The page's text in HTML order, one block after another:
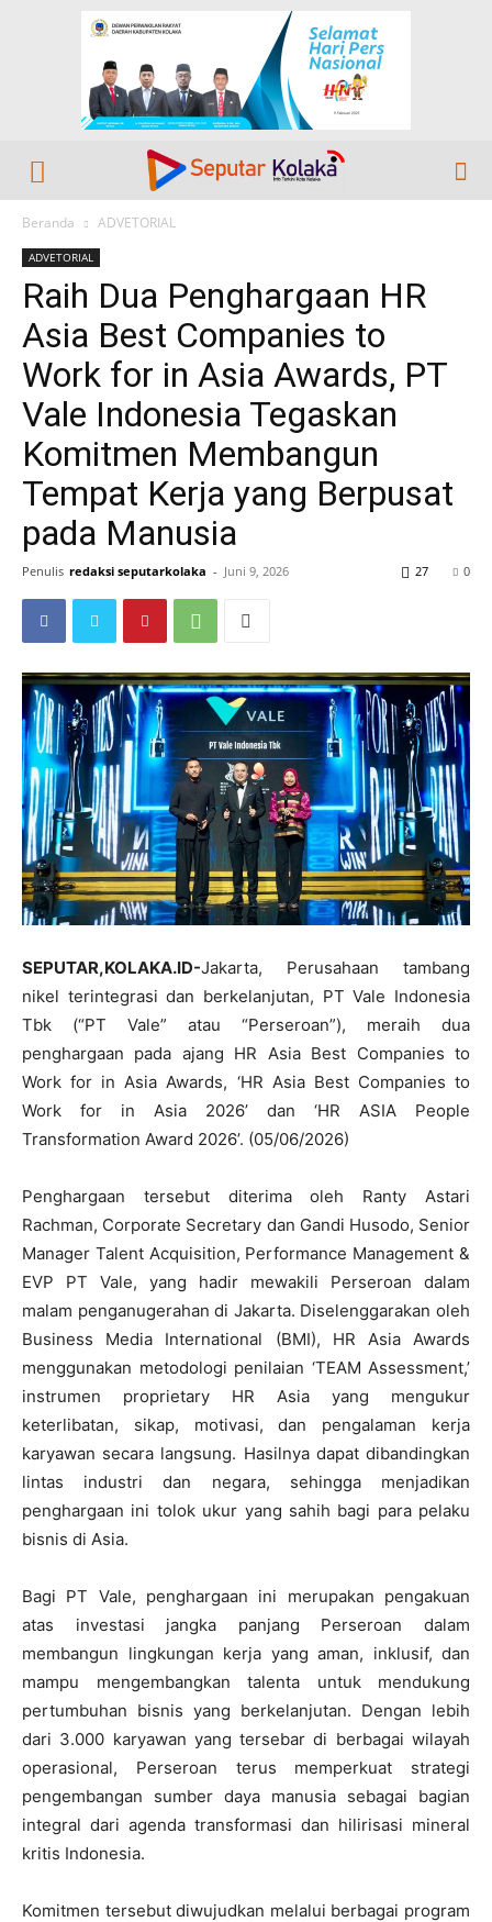
Beranda ADVETORIAL
ADVETORIAL
Raih Dua Penghargaan HR
Asia Best Companies to
Work for in Asia Awards, PT
Vale Indonesia Tegaskan
Komitmen Membangun
Tempat Kerja yang Berpusat
pada Manusia
Penulis redaksi seputarkolaka - Juni 9, 2026 0
27
SEPUTAR,KOLAKA.ID-Jakarta, Perusahaan tambang
nikel terintegrasi dan berkelanjutan, PT Vale Indonesia
Tbk (“PT Vale” atau “Perseroan”), meraih dua
penghargaan pada ajang HR Asia Best Companies to
Work for in Asia Awards, ‘HR Asia Best Companies to
Work for in Asia 2026’ dan ‘HR ASIA People
Transformation Award 2026’. (05/06/2026)
Penghargaan tersebut diterima oleh Ranty Astari
Rachman, Corporate Secretary dan Gandi Husodo, Senior
Manager Talent Acquisition, Performance Management &
EVP PT Vale, yang hadir mewakili Perseroan dalam
malam penganugerahan di Jakarta. Diselenggarakan oleh
Business Media International (BMI), HR Asia Awards
menggunakan metodologi penilaian ‘TEAM Assessment,’
instrumen proprietary HR Asia yang mengukur
keterlibatan, sikap, motivasi, dan pengalaman kerja
karyawan secara langsung. Hasilnya dapat dibandingkan
lintas industri dan negara, sehingga menjadikan
penghargaan ini tolok ukur yang sahih bagi para pelaku
bisnis di Asia.
Bagi PT Vale, penghargaan ini merupakan pengakuan
atas investasi jangka panjang Perseroan dalam
membangun lingkungan kerja yang aman, inklusif, dan
mampu mengembangkan talenta untuk mendukung
pertumbuhan bisnis yang berkelanjutan. Dengan lebih
dari 3.000 karyawan yang tersebar di berbagai wilayah
operasional, Perseroan terus memperkuat strategi
pengembangan sumber daya manusia sebagai bagian
integral dari agenda transformasi dan hilirisasi mineral
kritis Indonesia.
Komitmen tersebut diwujudkan melalui berbagai program